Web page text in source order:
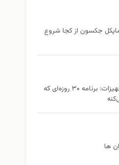
جکسون از كجا شروع
تمرین در خانه بدون تجهیزات: برنامه ۳۰ روزه‌ای که